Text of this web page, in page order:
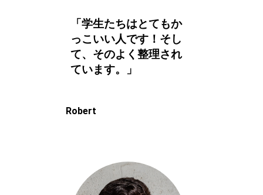
「学生たちはとてもか
っこいい人です！そし
て、そのよく整理され
ています。」
Robert